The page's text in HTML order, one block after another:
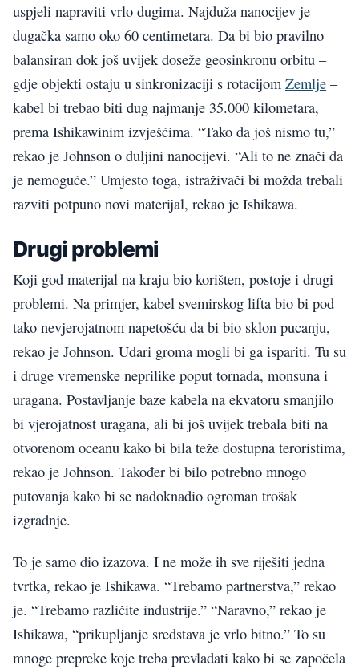
uspjeli napraviti vrlo dugima. Najduža nanocijev je
dugačka samo oko 60 centimetara. Da bi bio pravilno
balansiran dok još uvijek doseže geosinkronu orbitu –
gdje objekti ostaju u sinkronizaciji s rotacijom Zemlje –
kabel bi trebao biti dug najmanje 35.000 kilometara,
prema Ishikawinim izvješćima. “Tako da još nismo tu,”
rekao je Johnson o duljini nanocijevi. “Ali to ne znači da
je nemoguće.” Umjesto toga, istraživači bi možda trebali
razviti potpuno novi materijal, rekao je Ishikawa.
Drugi problemi
Koji god materijal na kraju bio korišten, postoje i drugi
problemi. Na primjer, kabel svemirskog lifta bio bi pod
tako nevjerojatnom napetošću da bi bio sklon pucanju,
rekao je Johnson. Udari groma mogli bi ga ispariti. Tu su
i druge vremenske neprilike poput tornada, monsuna i
uragana. Postavljanje baze kabela na ekvatoru smanjilo
bi vjerojatnost uragana, ali bi još uvijek trebala biti na
otvorenom oceanu kako bi bila teže dostupna teroristima,
rekao je Johnson. Također bi bilo potrebno mnogo
putovanja kako bi se nadoknadio ogroman trošak
izgradnje.
To je samo dio izazova. I ne može ih sve riješiti jedna
tvrtka, rekao je Ishikawa. “Trebamo partnerstva,” rekao
je. “Trebamo različite industrije.” “Naravno,” rekao je
Ishikawa, “prikupljanje sredstava je vrlo bitno.” To su
mnoge prepreke koje treba prevladati kako bi se započela